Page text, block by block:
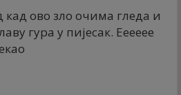
кад ово зло очима гледа и
гура у пијесак. Ееееее